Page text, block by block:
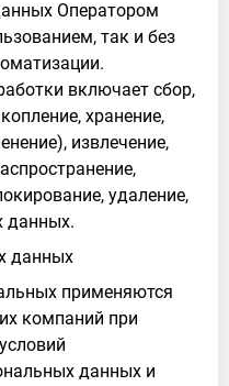
Оператором
так и без
включает сбор,
хранение,
извлечение,
удаление,
данных.
данных
применяются
компаний при
данных и